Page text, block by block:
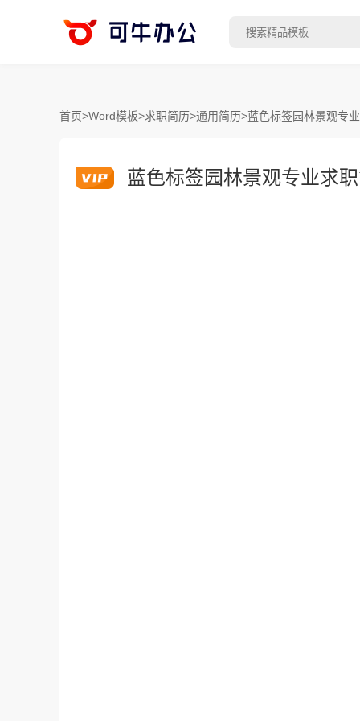
首页>Word模板>求职简历>通用简历>蓝色标签园林景观专
蓝色标签园林景观专业求